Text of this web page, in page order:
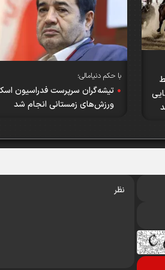
با حکم دنیامالی؛
تیشه‌گران سرپرست فدراسیون
ورزش‌های زمستانی انجام شد